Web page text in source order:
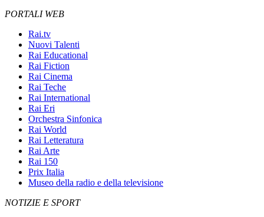
PORTALI WEB
Rai.tv
Nuovi Talenti
Rai Educational
Rai Fiction
Rai Cinema
Rai Teche
Rai International
Rai Eri
Orchestra Sinfonica
Rai World
Rai Letteratura
Rai Arte
Rai 150
Prix Italia
Museo della radio e della televisione
NOTIZIE E SPORT